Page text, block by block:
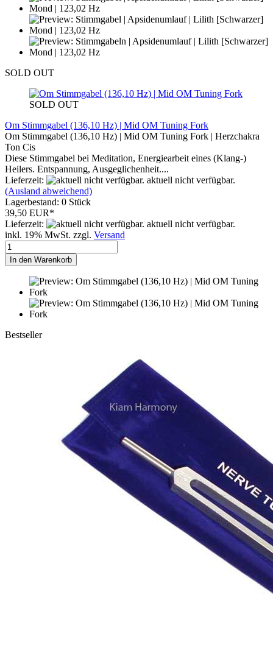
SOLD OUT
SOLD OUT
Om Stimmgabel (136,10 Hz) | Mid OM Tuning Fork
Om Stimmgabel (136,10 Hz) | Mid OM Tuning Fork | Herzchakra
Ton Cis
Diese Stimmgabel bei Meditation, Energiearbeit eines (Klang-)
Heilers. Entspannung, Ausgeglichenheit....
Lieferzeit:
aktuell nicht verfügbar.
(Ausland abweichend)
Lagerbestand: 0 Stück
39,50 EUR*
Lieferzeit:
aktuell nicht verfügbar.
inkl. 19% MwSt. zzgl. Versand
In den Warenkorb
Bestseller